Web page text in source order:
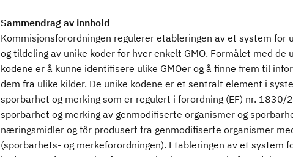
Sammendrag av innhold
Kommisjonsforordningen regulerer etableringen av et system for
og tildeling av unike koder for hver enkelt GMO. Formålet med de
kodene er å kunne identifisere ulike GMOer og å finne frem til
dem fra ulike kilder. De unike kodene er et sentralt element i
sporbarhet og merking som er regulert i forordning (EF) nr. 1830/
sporbarhet og merking av genmodifiserte organismer og
næringsmidler og fôr produsert fra genmodifiserte organismer
(sporbarhets- og merkeforordningen). Etableringen av et system